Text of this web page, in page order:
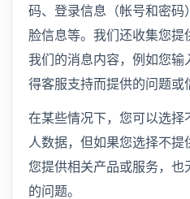
码、登录信息（帐号和密码
脸信息等。我们还收集您提
我们的消息内容，例如您输
得客服支持而提供的问题或
在某些情况下，您可以选择
人数据，但如果您选择不
您提供相关产品或服务，也
的问题。